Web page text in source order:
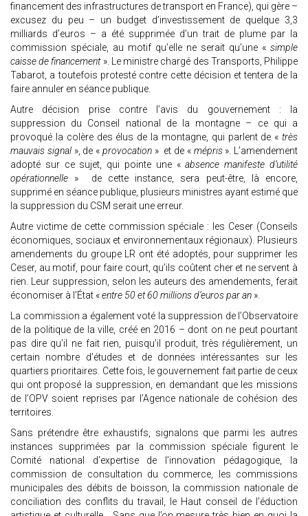
financement des infrastructures de transport en France), qui gère –
excusez du peu – un budget d’investissement de quelque 3,3
milliards d’euros – a été supprimée d’un trait de plume par la
commission spéciale, au motif qu’elle ne serait qu’une « simple
caisse de financement ». Le ministre chargé des Transports, Philippe
Tabarot, a toutefois protesté contre cette décision et tentera de la
faire annuler en séance publique.
Autre décision prise contre l’avis du gouvernement : la
suppression du Conseil national de la montagne – ce qui a
provoqué la colère des élus de la montagne, qui parlent de « très
mauvais signal », de « provocation » et de « mépris ». L’amendement
adopté sur ce sujet, qui pointe une «absence manifeste d’utilité
opérationnelle » de cette instance, sera peut-être, là encore,
supprimé en séance publique, plusieurs ministres ayant estimé que
la suppression du CSM serait une erreur.
Autre victime de cette commission spéciale : les Ceser (Conseils
économiques, sociaux et environnementaux régionaux). Plusieurs
amendements du groupe LR ont été adoptés, pour supprimer les
Ceser, au motif, pour faire court, qu’ils coûtent cher et ne servent à
rien. Leur suppression, selon les auteurs des amendements, ferait
économiser à l’État «entre 50 et 60 millions d’euros par an ».
La commission a également voté la suppression de l’Observatoire
de la politique de la ville, créé en 2016 – dont on ne peut pourtant
pas dire qu’il ne fait rien, puisqu’il produit, très régulièrement, un
certain nombre d’études et de données intéressantes sur les
quartiers prioritaires. Cette fois, le gouvernement fait partie de ceux
qui ont proposé la suppression, en demandant que les missions
de l’OPV soient reprises par l’Agence nationale de cohésion des
territoires.
Sans prétendre être exhaustifs, signalons que parmi les autres
instances supprimées par la commission spéciale figurent le
Comité national d’expertise de l’innovation pédagogique, la
commission de consultation du commerce, les commissions
municipales des débits de boisson, la commission nationale de
conciliation des conflits du travail, le Haut conseil de l’éduction